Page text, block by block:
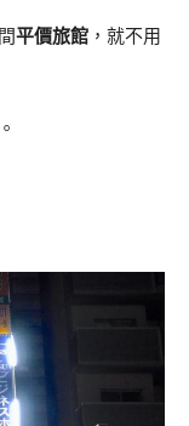
平價旅館 ，就不用